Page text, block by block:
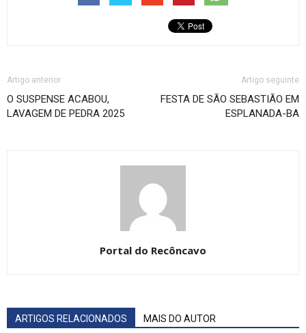
Artigo anterior
O SUSPENSE ACABOU,
LAVAGEM DE PEDRA 2025
Artigo seguinte
FESTA DE SÃO SEBASTIÃO EM
ESPLANADA-BA
Portal do Recôncavo
ARTIGOS RELACIONADOS MAIS DO AUTOR